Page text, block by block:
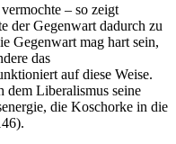
– so zeigt
der Gegenwart dadurch zu
Gegenwart mag hart sein,
das
auf diese Weise.
dem Liberalismus seine
die Koschorke in die